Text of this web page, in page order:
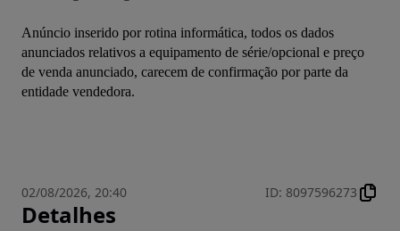
Anúncio inserido por rotina informática, todos os dados
anunciados relativos a equipamento de série/opcional e preço
de venda anunciado, carecem de confirmação por parte da
entidade vendedora.
02/08/2026, 20:40 ID: 8097596273
Detalhes